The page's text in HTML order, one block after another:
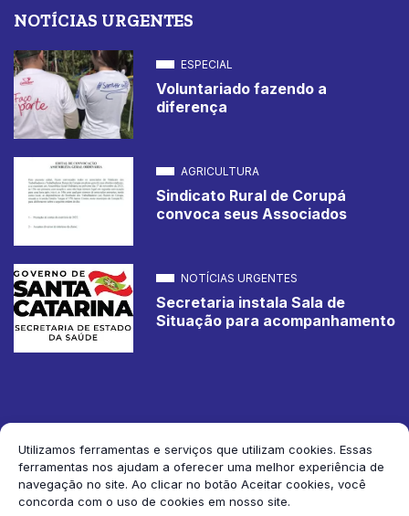
Utilizamos ferramentas e serviços que utilizam cookies. Essas
ferramentas nos ajudam a oferecer uma melhor experiência de
navegação no site. Ao clicar no botão Aceitar cookies, você
concorda com o uso de cookies em nosso site.
NOTÍCIAS URGENTES
ESPECIAL
Voluntariado fazendo a
diferença
AGRICULTURA
Sindicato Rural de Corupá
convoca seus Associados
NOTÍCIAS URGENTES
Secretaria instala Sala de
Situação para acompanhamento
2026 Jornal de Corupá. Todos os direitos reservados.